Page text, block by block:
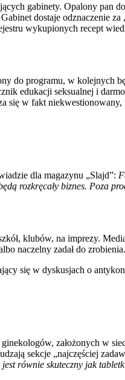
gabinety. Opalony pan
dostaje odznaczenie za
wykupionych recept
do programu, w kolejnych
edukacji seksualnej i
się w fakt
dla magazynu „Slajd”:
rozkręcały biznes. Poza
klubów, na imprezy.
naczelny zadał do zrobienia.
się w dyskusjach o
założonych w
sekcje „najczęściej
równie skuteczny jak